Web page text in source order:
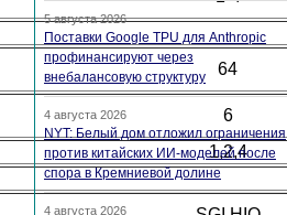
64
6
1,2,4
5 августа 2026
Поставки Google TPU для Anthropic
профинансируют через
внебалансовую структуру
4 августа 2026
NYT: Белый дом отложил ограничения
против китайских ИИ-моделей после
спора в Кремниевой долине
4 августа 2026